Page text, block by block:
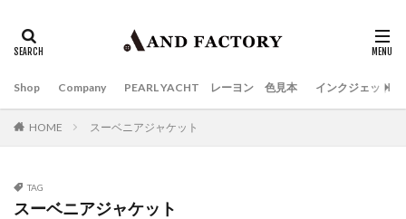
Shop Company PEARL YACHT レーヨン 色見本 インクジェット
HOME スーベニアジャケット
TAG
スーベニアジャケット